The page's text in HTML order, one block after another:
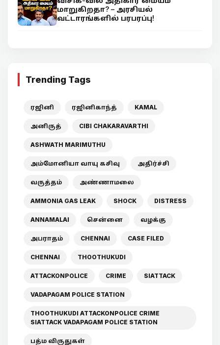
மாறுகிறதா? – அரசியல்
வட்டாரங்களில் பரபரப்பு!
Trending Tags
ரஜினி ரஜினிகாந்த் KAMAL
அனிருத் CIBI CHAKARAVARTHI
ASHWATH MARIMUTHU
அம்மோனியா வாயு கசிவு அதிர்ச்சி
வருத்தம் அண்ணாமலை
AMMONIA GAS LEAK SHOCK DISTRESS
ANNAMALAI சென்னை வழக்கு
அபராதம் CHENNAI CASE FILED
CHENNAI THOOTHUKUDI
ATTACKONPOLICE CRIME SIATTACK
VADAPAGAM POLICE STATION
THOOTHUKUDI ATTACKONPOLICE CRIME
SIATTACK VADAPAGAM POLICE STATION
பத்ம விருதுகள்